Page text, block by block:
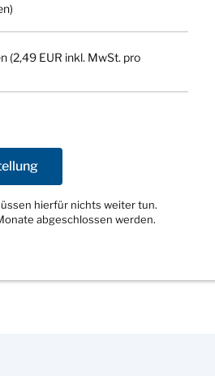
(2,49 EUR inkl. MwSt. pro
hierfür nichts weiter tun.
abgeschlossen werden.